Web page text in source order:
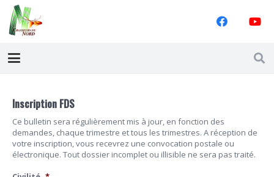
Inscription FDS
Ce bulletin sera régulièrement mis à jour, en fonction des
demandes, chaque trimestre et tous les trimestres. A réception de
votre inscription, vous recevrez une convocation postale ou
électronique. Tout dossier incomplet ou illisible ne sera pas traité.